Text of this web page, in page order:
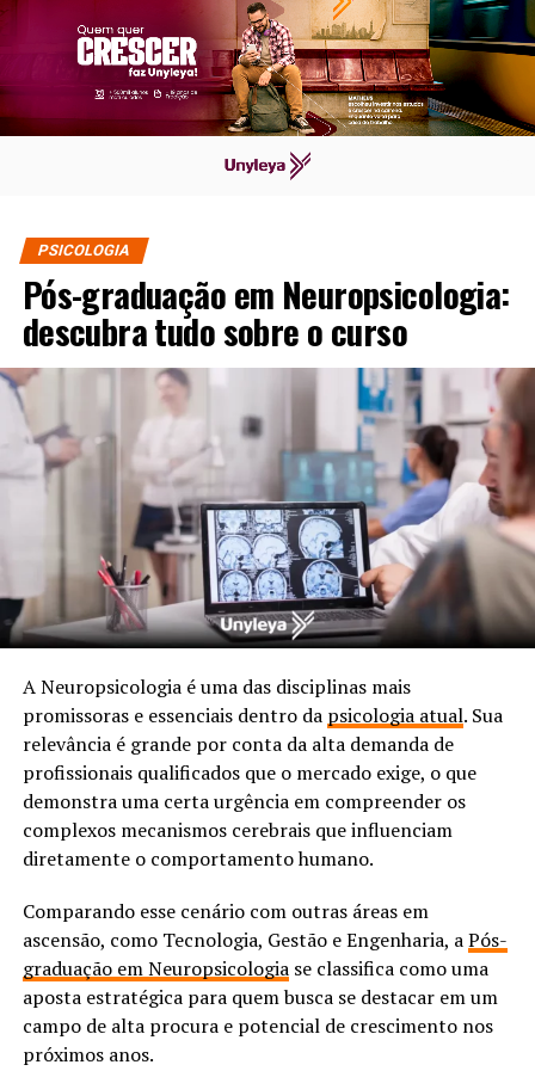
PSICOLOGIA
Pós-graduação em Neuropsicologia:
descubra tudo sobre o curso
A Neuropsicologia é uma das disciplinas mais
promissoras e essenciais dentro da psicologia atual. Sua
relevância é grande por conta da alta demanda de
profissionais qualificados que o mercado exige, o que
demonstra uma certa urgência em compreender os
complexos mecanismos cerebrais que influenciam
diretamente o comportamento humano.
Comparando esse cenário com outras áreas em
ascensão, como Tecnologia, Gestão e Engenharia, aPós-
graduação em Neuropsicologiase classifica como uma
aposta estratégica para quem busca se destacar em um
campo de alta procura e potencial de crescimento nos
próximos anos.